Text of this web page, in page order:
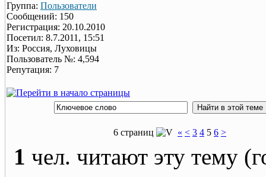
Группа: Пользователи
Сообщений: 150
Регистрация: 20.10.2010
Посетил: 8.7.2011, 15:51
Из: Россия, Луховицы
Пользователь №: 4,594
Репутация: 7
6 страниц « < 3 4 5 6 >
1 чел. читают эту тему